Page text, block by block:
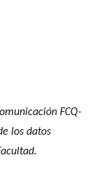
FCQ-
los datos